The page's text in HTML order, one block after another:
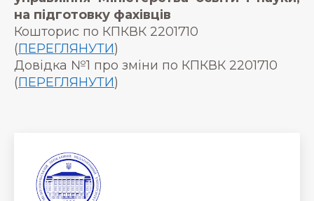
на підготовку фахівців
Кошторис по КПКВК 2201710
(ПЕРЕГЛЯНУТИ)
Довідка №1 про зміни по КПКВК 2201710
(ПЕРЕГЛЯНУТИ)